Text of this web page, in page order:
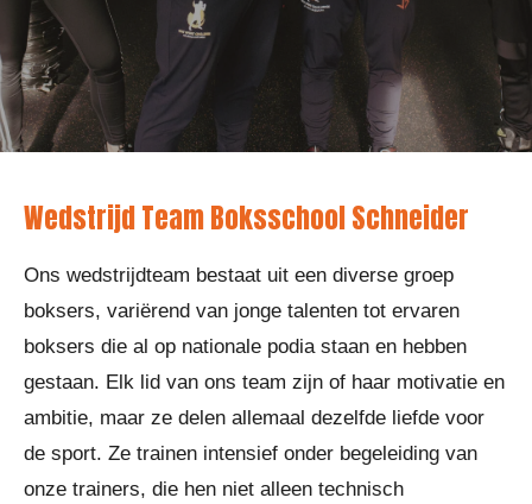
Wedstrijd Team Boksschool Schneider
Ons wedstrijdteam bestaat uit een diverse groep
boksers, variërend van jonge talenten tot ervaren
boksers die al op nationale podia staan en hebben
gestaan. Elk lid van ons team zijn of haar motivatie en
ambitie, maar ze delen allemaal dezelfde liefde voor
de sport. Ze trainen intensief onder begeleiding van
onze trainers, die hen niet alleen technisch